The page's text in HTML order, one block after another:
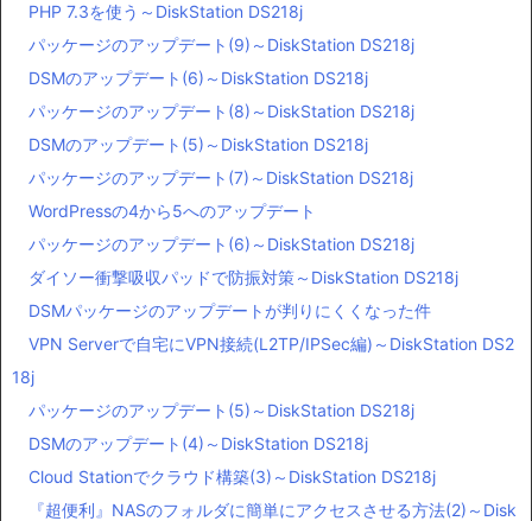
PHP 7.3を使う～DiskStation DS218j
パッケージのアップデート(9)～DiskStation DS218j
DSMのアップデート(6)～DiskStation DS218j
パッケージのアップデート(8)～DiskStation DS218j
DSMのアップデート(5)～DiskStation DS218j
パッケージのアップデート(7)～DiskStation DS218j
WordPressの4から5へのアップデート
パッケージのアップデート(6)～DiskStation DS218j
ダイソー衝撃吸収パッドで防振対策～DiskStation DS218j
DSMパッケージのアップデートが判りにくくなった件
VPN Serverで自宅にVPN接続(L2TP/IPSec編)～DiskStation DS2
18j
パッケージのアップデート(5)～DiskStation DS218j
DSMのアップデート(4)～DiskStation DS218j
Cloud Stationでクラウド構築(3)～DiskStation DS218j
『超便利』NASのフォルダに簡単にアクセスさせる方法(2)～Disk